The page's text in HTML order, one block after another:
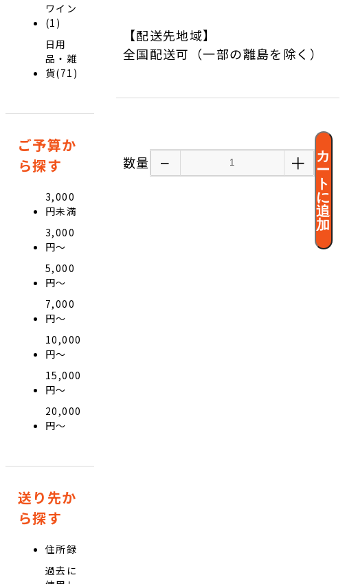
ワイン
(1)
日用
品・雑
貨(71)
ご予算か
ら探す
3,000
円未満
3,000
円〜
5,000
円〜
7,000
円〜
10,000
円〜
15,000
円〜
20,000
円〜
送り先か
ら探す
住所録
過去に
【配送先地域】
全国配送可（一部の離島を除く）
数量 − ＋
カ
ー
ト
に
追
加